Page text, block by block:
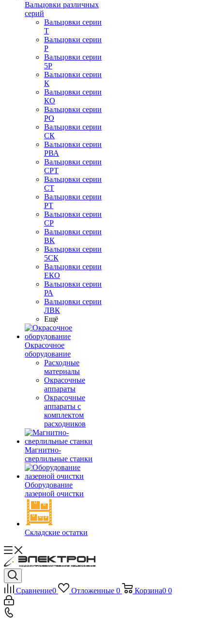
Вальцовки различных
серий
Вальцовки серии
Т
Вальцовки серии
Р
Вальцовки серии
5Р
Вальцовки серии
К
Вальцовки серии
КО
Вальцовки серии
РО
Вальцовки серии
СК
Вальцовки серии
РВА
Вальцовки серии
СРТ
Вальцовки серии
СТ
Вальцовки серии
РТ
Вальцовки серии
СР
Вальцовки серии
ВК
Вальцовки серии
5СК
Вальцовки серии
ЕКО
Вальцовки серии
РА
Вальцовки серии
ЛВК
Ещё
Окрасочное
оборудование
Расходные
материалы
Окрасочные
аппараты
Окрасочные
аппараты с
комплектом
расходников
Магнитно-
сверлильные станки
Оборудование
лазерной очистки
Складские остатки
Сравнение0 Отложенные 0 Корзина0 0